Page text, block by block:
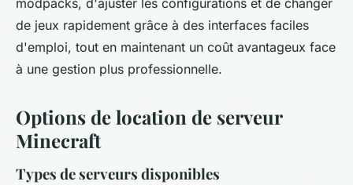
modpacks, d'ajuster les configurations et de changer
de jeux rapidement grâce à des interfaces faciles
d'emploi, tout en maintenant un coût avantageux face
à une gestion plus professionnelle.
Options de location de serveur
Minecraft
Types de serveurs disponibles